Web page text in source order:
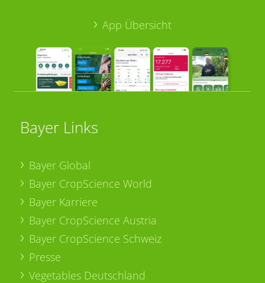
App Übersicht
Bayer Links
Bayer Global
Bayer CropScience World
Bayer Karriere
Bayer CropScience Austria
Bayer CropScience Schweiz
Presse
Vegetables Deutschland